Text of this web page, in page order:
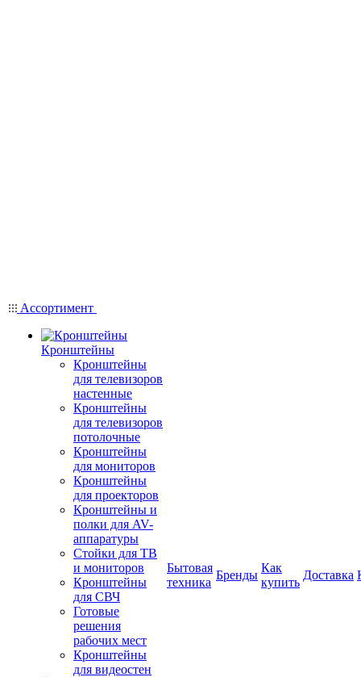
Ассортимент
Кронштейны
Кронштейны
для телевизоров
настенные
Кронштейны
для телевизоров
потолочные
Кронштейны
для мониторов
Кронштейны
для проекторов
Кронштейны и
полки для AV-
аппаратуры
Стойки для ТВ
и мониторов
Кронштейны
для СВЧ
Готовые
решения
рабочих мест
Кронштейны
для видеостен
Бытовая
техника
Бренды
Как
купить
Доставка